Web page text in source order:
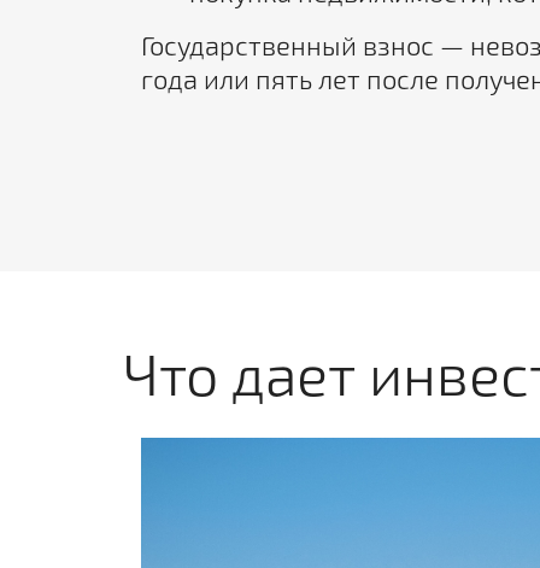
Государственный взнос —
года или пять лет после
Что дает